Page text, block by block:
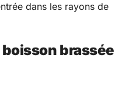
dans les rayons de
brassée